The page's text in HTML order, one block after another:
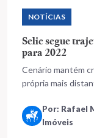
NOTÍCIAS
Selic segue
para 2022
Cenário mantém
própria mais
Por: Rafael
Imóveis